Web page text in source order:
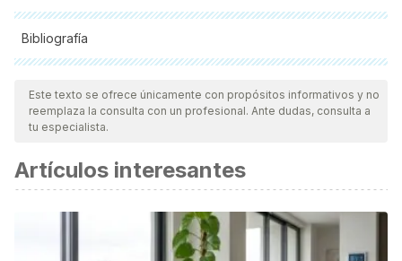
Bibliografía
Todas las fuentes citadas fueron revisadas a profundidad por
nuestro equipo, para asegurar su calidad, confiabilidad,
vigencia y validez.La bibliografía de este artículo fue
científica.
Irarrázaval, S., Kurosaka, M., Cohen, M., & Fu, F. H. (2016).
Anterior cruciate ligament reconstruction.Journal of
Este texto se ofrece únicamente con propósitos informativos y no
reemplaza la consulta con un profesional. Ante dudas, consulta a
tu especialista.
Artículos interesantes